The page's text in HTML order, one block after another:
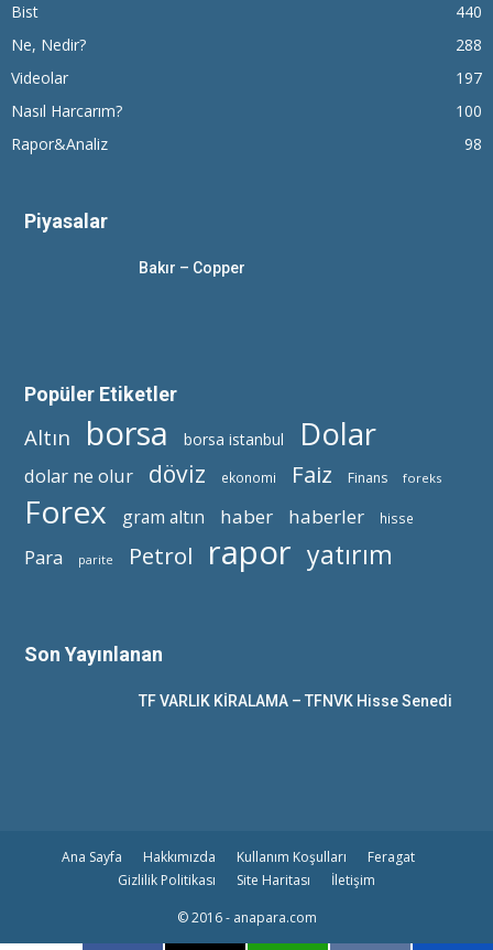
Bist
440
Ne, Nedir?
288
Videolar
197
Nasıl Harcarım?
100
Rapor&Analiz
98
Piyasalar
Bakır – Copper
Popüler Etiketler
Altın borsa borsa istanbul Dolar
dolar ne olur döviz ekonomi Faiz Finans foreks
Forex gram altın haber haberler hisse
Para parite Petrol rapor yatırım
Son Yayınlanan
TF VARLIK KİRALAMA – TFNVK Hisse Senedi
Ana Sayfa Hakkımızda Kullanım Koşulları
Feragat
Gizlilik Politikası
Site Haritası
İletişim
© 2016 - anapara.com